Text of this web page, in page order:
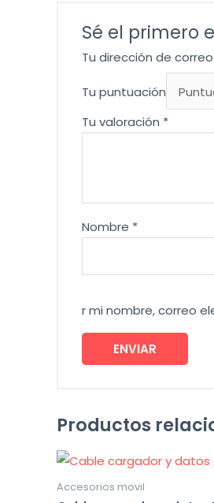
Sé el primero
Tu dirección de
Tu puntuación
Tu valoración *
Nombre *
r mi nombre, correo
Productos
Accesorios movil